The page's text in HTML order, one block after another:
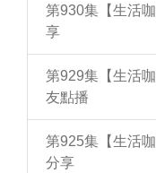
第930集【生活
享
第929集【生活
友點播
第925集【生活
分享